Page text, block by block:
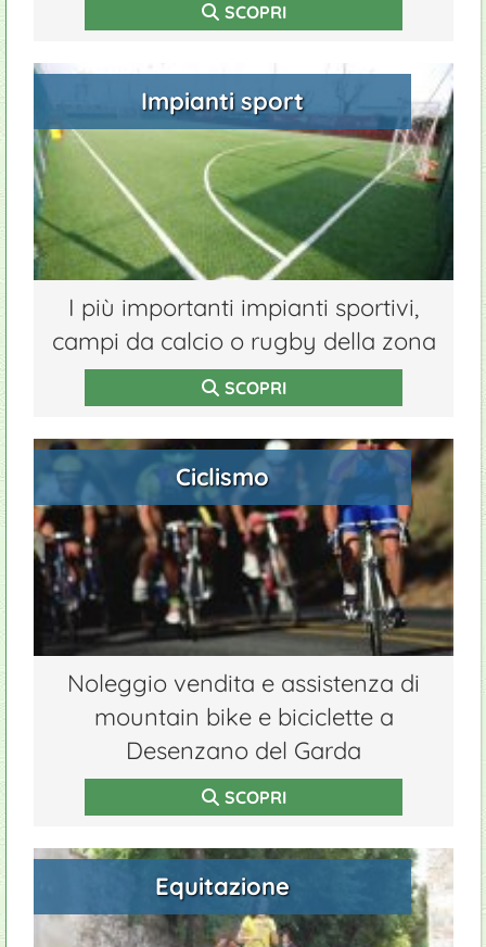
SCOPRI
Impianti sport
I più importanti impianti sportivi,
campi da calcio o rugby della zona
SCOPRI
Ciclismo
Noleggio vendita e assistenza di
mountain bike e biciclette a
Desenzano del Garda
SCOPRI
Equitazione